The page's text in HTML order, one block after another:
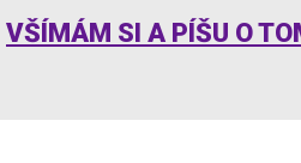
VŠÍMÁM SI A PÍŠU O